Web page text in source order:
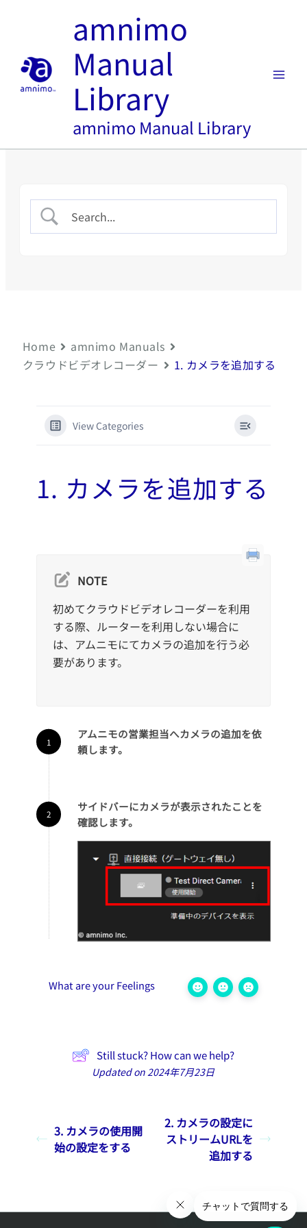
amnimo
Manual
Library
amnimo Manual Library
Home
amnimo Manuals
クラウドビデオレコーダー
1. カメラを追加する
View Categories
1. カメラを追加する
NOTE
初めてクラウドビデオレコーダーを利用
する際、ルーターを利用しない場合に
は、アムニモにてカメラの追加を行う必
要があります。
アムニモの営業担当へカメラの追加を依
頼します。
サイドバーにカメラが表示されたことを
確認します。
What are your Feelings
Still stuck? How can we help?
Updated on 2024年7月23日
3. カメラの使用開
始の設定をする
2. カメラの設定に
ストリームURLを
追加する